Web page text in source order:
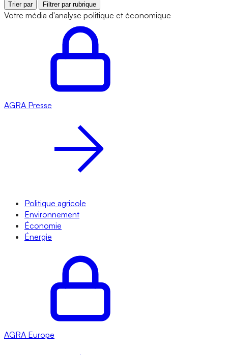
Trier par Filtrer par rubrique
Votre média d'analyse politique et économique
AGRA Presse
Politique agricole
Environnement
Économie
Énergie
AGRA Europe